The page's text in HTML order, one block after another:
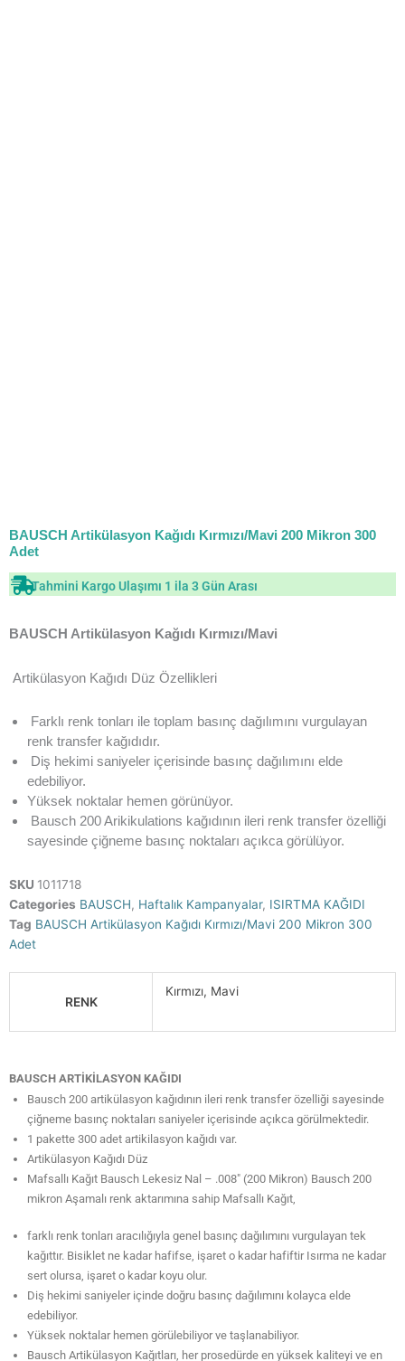
BAUSCH Artikülasyon Kağıdı Kırmızı/Mavi 200 Mikron 300
Adet
Tahmini Kargo Ulaşımı 1 ila 3 Gün Arası
BAUSCH Artikülasyon Kağıdı Kırmızı/Mavi
Artikülasyon Kağıdı Düz Özellikleri
Farklı renk tonları ile toplam basınç dağılımını vurgulayan
renk transfer kağıdıdır.
Diş hekimi saniyeler içerisinde basınç dağılımını elde
edebiliyor.
Yüksek noktalar hemen görünüyor.
Bausch 200 Arikikulations kağıdının ileri renk transfer özelliği
sayesinde çiğneme basınç noktaları açıkca görülüyor.
SKU 1011718
Categories BAUSCH, Haftalık Kampanyalar, ISIRTMA KAĞIDI
Tag BAUSCH Artikülasyon Kağıdı Kırmızı/Mavi 200 Mikron 300
Adet
RENK
Kırmızı, Mavi
BAUSCH ARTİKİLASYON KAĞIDI
Bausch 200 artikülasyon kağıdının ileri renk transfer özelliği sayesinde
çiğneme basınç noktaları saniyeler içerisinde açıkca görülmektedir.
1 pakette 300 adet artikilasyon kağıdı var.
Artikülasyon Kağıdı Düz
Mafsallı Kağıt Bausch Lekesiz Nal – .008″ (200 Mikron) Bausch 200
mikron Aşamalı renk aktarımına sahip Mafsallı Kağıt,
farklı renk tonları aracılığıyla genel basınç dağılımını vurgulayan tek
kağıttır. Bisiklet ne kadar hafifse, işaret o kadar hafiftir Isırma ne kadar
sert olursa, işaret o kadar koyu olur.
Diş hekimi saniyeler içinde doğru basınç dağılımını kolayca elde
edebiliyor.
Yüksek noktalar hemen görülebiliyor ve taşlanabiliyor.
Bausch Artikülasyon Kağıtları, her prosedürde en yüksek kaliteyi ve en